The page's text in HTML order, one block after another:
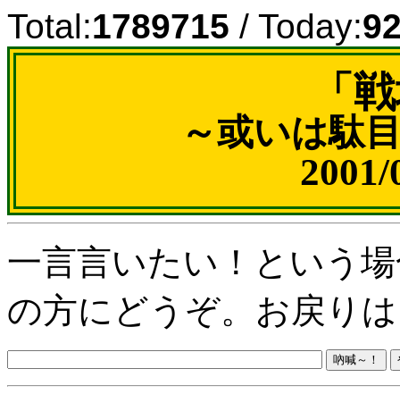
Total:1789715 / Today:
「
～或いは駄
一言言いたい！という
の方にどうぞ。お戻りは